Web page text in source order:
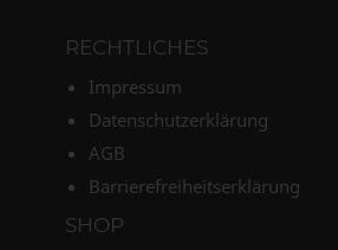
RECHTLICHES
Impressum
Datenschutzerklärung
AGB
Barrierefreiheitserklärung
SHOP